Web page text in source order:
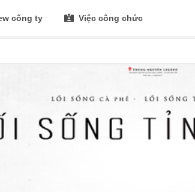
công ty Việc công chức